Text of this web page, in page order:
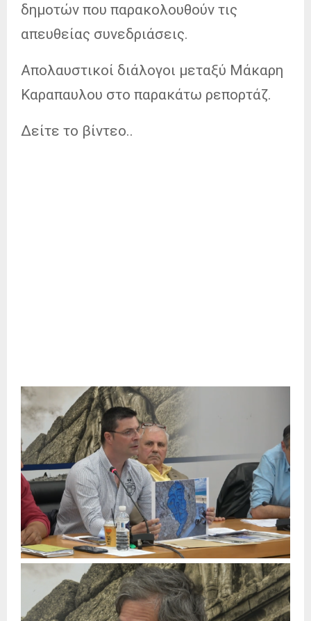
δημοτών που παρακολουθούν τις
απευθείας συνεδριάσεις.
Απολαυστικοί διάλογοι μεταξύ Μάκαρη
Καραπαυλου στο παρακάτω ρεπορτάζ.
Δείτε το βίντεο..